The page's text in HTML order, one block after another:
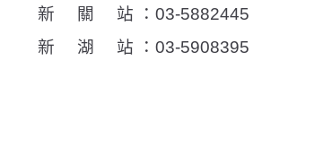
新 關 站 ： 03-5882445
新 湖 站 ： 03-5908395